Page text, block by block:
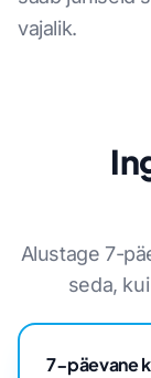
vajalik.
Alustage 7-
seda,
7-päevane